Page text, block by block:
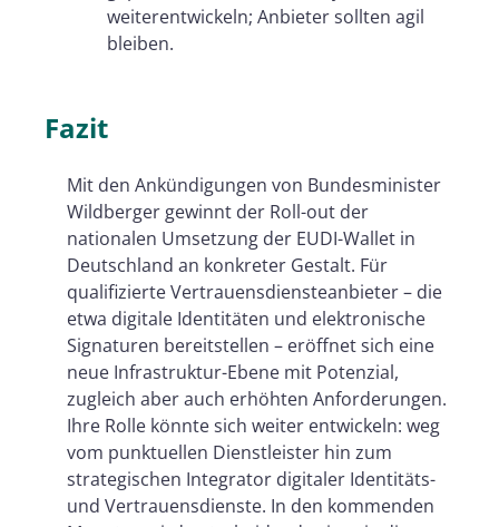
weiterentwickeln; Anbieter sollten agil
bleiben.
Fazit
Mit den Ankündigungen von Bundesminister
Wildberger gewinnt der Roll-out der
nationalen Umsetzung der EUDI-Wallet in
Deutschland an konkreter Gestalt. Für
qualifizierte Vertrauensdiensteanbieter – die
etwa digitale Identitäten und elektronische
Signaturen bereitstellen – eröffnet sich eine
neue Infrastruktur-Ebene mit Potenzial,
zugleich aber auch erhöhten Anforderungen.
Ihre Rolle könnte sich weiter entwickeln: weg
vom punktuellen Dienstleister hin zum
strategischen Integrator digitaler Identitäts-
und Vertrauensdienste. In den kommenden